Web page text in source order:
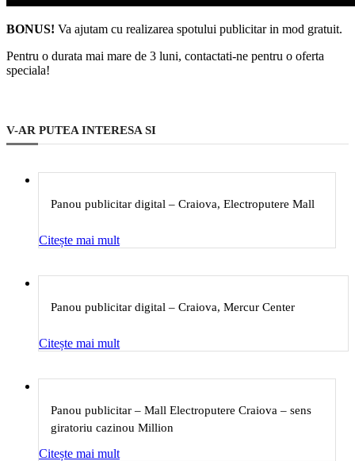
BONUS! Va ajutam cu realizarea spotului publicitar in mod gratuit.
Pentru o durata mai mare de 3 luni, contactati-ne pentru o oferta
speciala!
V-AR PUTEA INTERESA SI
Panou publicitar digital – Craiova, Electroputere Mall
Citește mai mult
Panou publicitar digital – Craiova, Mercur Center
Citește mai mult
Panou publicitar – Mall Electroputere Craiova – sens
giratoriu cazinou Million
Citește mai mult